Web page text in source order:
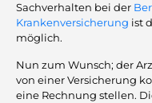
Sachverhalten bei der
Krankenversicherung ist
möglich.
Nun zum Wunsch; der
von einer Versicherung
eine Rechnung stellen.